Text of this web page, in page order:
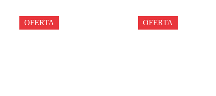
OFERTA OFERTA